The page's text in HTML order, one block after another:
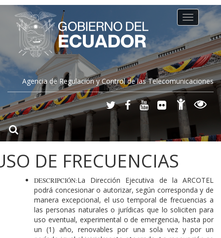
Agencia de Regulación y Control de las Telecomunicaciones
Toggle
navigation
DE FRECUENCIAS
DESCRIPCIÓN:La Dirección Ejecutiva de la ARCOTEL
podrá concesionar o autorizar, según corresponda y de
manera excepcional, el uso temporal de frecuencias a
las personas naturales o jurídicas que lo soliciten para
uso eventual, experimental o de emergencia, hasta por
un (1) año, renovables por una sola vez y por un